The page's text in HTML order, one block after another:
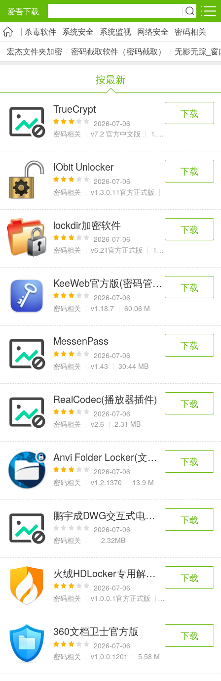
爱吾下载
安卓应用 安卓游戏
旅游出行
社交通讯
2千+款应用
影音播放
实用工具
2万+款应用
金融理财
2百+款应用
网上购物
资讯阅读
1万+款应用
学习办公
3万+款应用
生活服务
2万+款应用
医疗健康
6千+款应用
母婴育儿
2百+款应用
趣味娱乐
3千+款应用
图像拍照
9百+款应用
杀毒软件 系统安全 系统监视 网络安全
密码相关
宏杰文件夹加密 / 密码截取软件（密码截取） / 无影无踪_
按最新
TrueCrypt
2026-07-06
密码相关
v7.2 官方中文版 1.82 MB
下载
IObit Unlocker
2026-07-06
密码相关
v1.3.0.11官方正式版
下载
lockdir加密软件
2026-07-06
密码相关
v6.21官方正式版
下载
KeeWeb官方版(密码管理工具)
2026-07-06
密码相关
v1.18.7 60.06 M
下载
MessenPass
2026-07-06
密码相关
v1.43 30.44 MB
下载
RealCodec(播放器插件)
2026-07-06
密码相关
v2.6 2.31 MB
下载
Anvi Folder Locker(文件夹加密锁定工
2026-07-06
密码相关
v1.2.1370 13.9 M
下载
鹏宇成DWG交互式电子签名工具
2026-07-06
密码相关
2.32MB
下载
火绒HDLocker专用解密工具
2026-07-06
密码相关
v1.0.0.1官方正式版 924KB
下载
360文档卫士官方版
2026-07-06
密码相关
v1.0.0.1201 5.58 M
下载